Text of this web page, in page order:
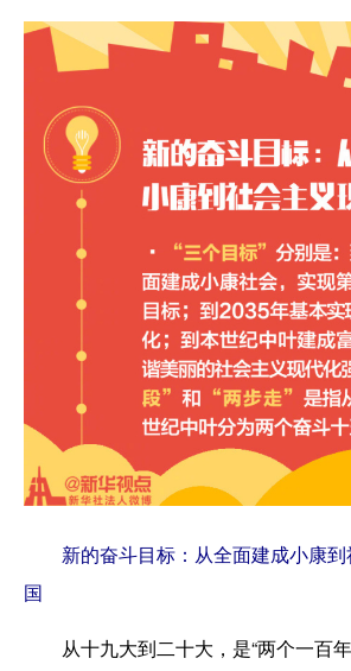
新的奋斗目标：从全面建成小康
国
从十九大到二十大，是“两个一百年